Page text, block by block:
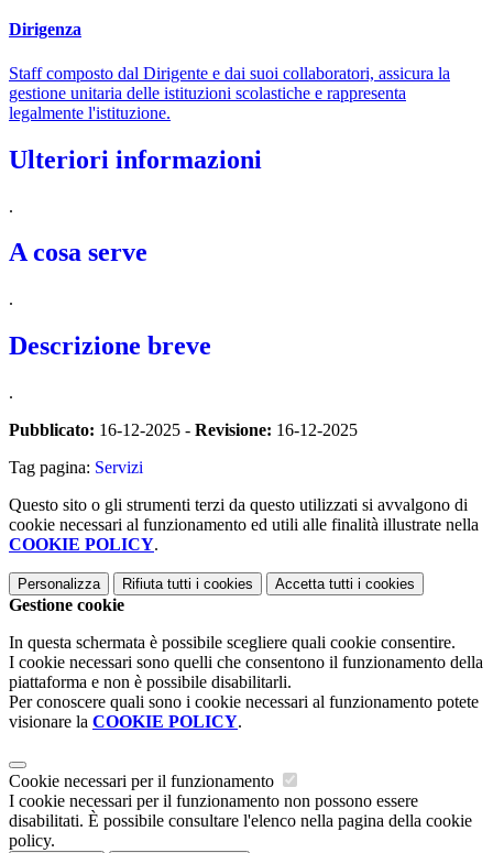
Dirigenza
Staff composto dal Dirigente e dai suoi collaboratori, assicura la
gestione unitaria delle istituzioni scolastiche e rappresenta
legalmente l'istituzione.
Ulteriori informazioni
.
A cosa serve
.
Descrizione breve
.
Pubblicato: 16-12-2025 - Revisione: 16-12-2025
Tag pagina: Servizi
Questo sito o gli strumenti terzi da questo utilizzati si avvalgono di
cookie necessari al funzionamento ed utili alle finalità illustrate nella
COOKIE POLICY.
Personalizza Rifiuta tutti i cookies Accetta tutti i cookies
Gestione cookie
In questa schermata è possibile scegliere quali cookie consentire.
I cookie necessari sono quelli che consentono il funzionamento della
piattaforma e non è possibile disabilitarli.
Per conoscere quali sono i cookie necessari al funzionamento potete
visionare la COOKIE POLICY.
Cookie necessari per il funzionamento
I cookie necessari per il funzionamento non possono essere
disabilitati. È possibile consultare l'elenco nella pagina della cookie
policy.